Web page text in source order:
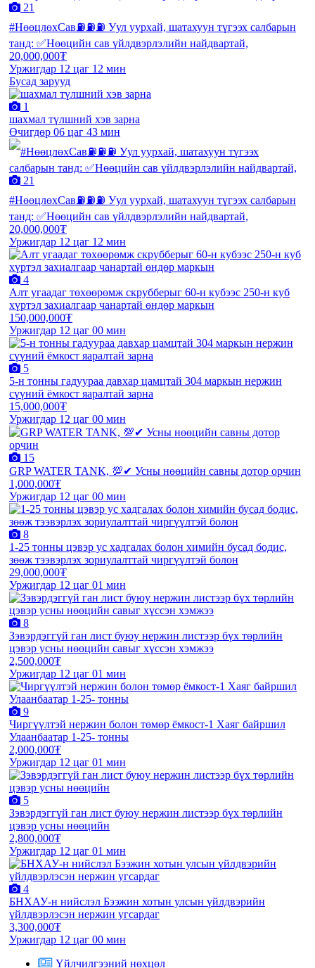
21
#НөөцлөхСав⛽️⛽️⛽️ Уул уурхай, шатахуун түгээх салбарын
танд: ✅Нөөцийн сав үйлдвэрлэлийн найдвартай,
20,000,000₮
Уржигдар 12 цаг 12 мин
Бусад зарууд
1
шахмал түлшний хэв зарна
Өчигдөр 06 цаг 43 мин
21
#НөөцлөхСав⛽️⛽️⛽️ Уул уурхай, шатахуун түгээх салбарын
танд: ✅Нөөцийн сав үйлдвэрлэлийн найдвартай,
20,000,000₮
Уржигдар 12 цаг 12 мин
4
Алт угаадаг төхөөрөмж скрубберыг 60-н кубээс 250-н куб
хүртэл захиалгаар чанартай өндөр маркын
150,000,000₮
Уржигдар 12 цаг 00 мин
5
5-н тонны гадуураа давхар цамцтай 304 маркын нержин
сүүний ёмкост яаралтай зарна
15,000,000₮
Уржигдар 12 цаг 00 мин
15
GRP WATER TANK, 💯✔ Усны нөөцийн савны дотор орчин
1,000,000₮
Уржигдар 12 цаг 00 мин
8
1-25 тонны цэвэр ус хадгалах болон химийн бусад бодис,
зөөж тээвэрлэх зориулалттай чиргүүлтэй болон
29,000,000₮
Уржигдар 12 цаг 01 мин
8
Зэвэрдэггүй ган лист буюу нержин листээр бүх төрлийн
цэвэр усны нөөцийн савыг хүссэн хэмжээ
2,500,000₮
Уржигдар 12 цаг 01 мин
9
Чиргүүлтэй нержин болон төмөр ёмкост-1 Хаяг байршил
Улаанбаатар 1-25- тонны
2,000,000₮
Уржигдар 12 цаг 01 мин
5
Зэвэрдэггүй ган лист буюу нержин листээр бүх төрлийн
цэвэр усны нөөцийн
2,800,000₮
Уржигдар 12 цаг 01 мин
4
БНХАУ-н нийслэл Бээжин хотын улсын үйлдвэрийн
үйлдвэрлэсэн нержин угсардаг
3,300,000₮
Уржигдар 12 цаг 00 мин
Үйлчилгээний нөхцөл